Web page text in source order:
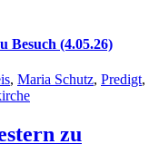
Besuch (4.05.26)
, Maria Schutz, Predigt,
zu